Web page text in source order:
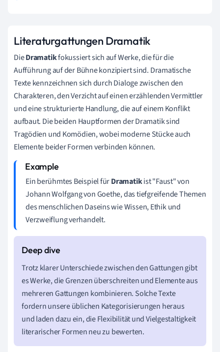
Literaturgattungen Dramatik
DieDramatikfokussiert sich auf Werke, die für die
Aufführung auf der Bühne konzipiert sind. Dramatische
Texte kennzeichnen sich durch Dialoge zwischen den
Charakteren, den Verzicht auf einen erzählenden Vermittler
und eine strukturierte Handlung, die auf einem Konflikt
aufbaut. Die beiden Hauptformen der Dramatik sind
Tragödien und Komödien, wobei moderne Stücke auch
Elemente beider Formen verbinden können.
Ein berühmtes Beispiel fürDramatikist "Faust" von
Johann Wolfgang von Goethe, das tiefgreifende Themen
des menschlichen Daseins wie Wissen, Ethik und
Verzweiflung verhandelt.
Trotz klarer Unterschiede zwischen den Gattungen gibt
es Werke, die Grenzen überschreiten und Elemente aus
mehreren Gattungen kombinieren. Solche Texte
fordern unsere üblichen Kategorisierungen heraus
und laden dazu ein, die Flexibilität und Vielgestaltigkeit
literarischer Formen neu zu bewerten.